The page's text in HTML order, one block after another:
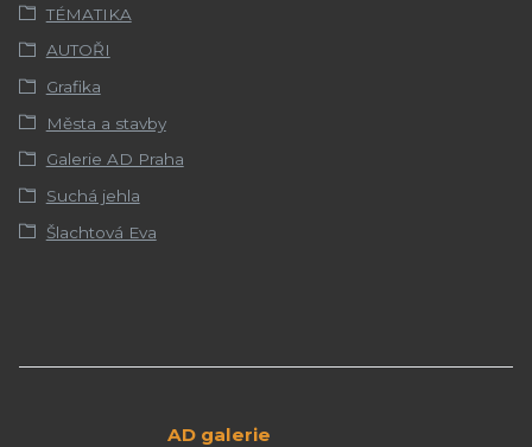
TÉMATIKA
AUTOŘI
Grafika
Města a stavby
Galerie AD Praha
Suchá jehla
Šlachtová Eva
AD galerie